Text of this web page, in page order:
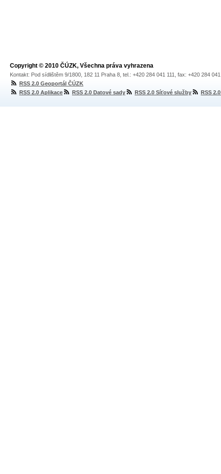
Copyright © 2010 ČÚZK, Všechna práva vyhrazena
Kontakt: Pod sídlištěm 9/1800, 182 11 Praha 8, tel.: +420 284 041 111, fax: +420 284
RSS 2.0 Geoportál ČÚZK
RSS 2.0 Aplikace
RSS 2.0 Datové sady RSS 2.0 Síťové služby RSS